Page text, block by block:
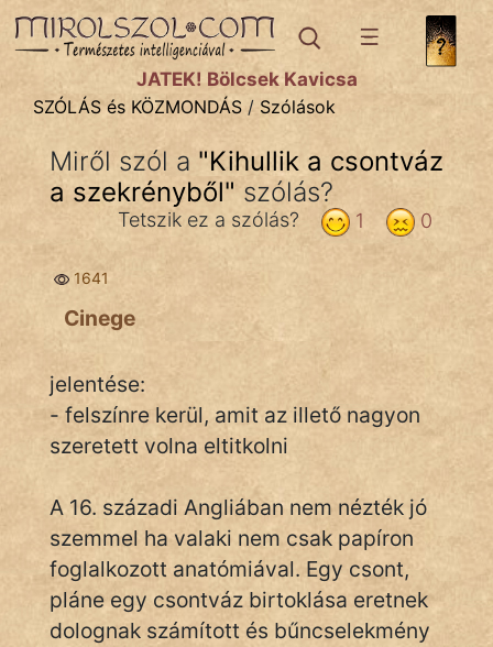
SZÓLÁS ÉS KÖZMONDÁStémák:
Bibliai
Közmondások
Szállóigék
Szóláscsoportok
Szólások
Tréfás
IRODALOM
SZÓLÁS
JÁTÉK! Bölcsek Kavicsa
SZÓLÁS és KÖZMONDÁS / Szólások
Miről szól a "Kihullik a csontváz
a szekrényből" szólás?
0
1
Tetszik ez a szólás?
1641
Cinege
jelentése:
- felszínre kerül, amit az illető nagyon
szeretett volna eltitkolni
A 16. századi Angliában nem nézték jó
szemmel ha valaki nem csak papíron
foglalkozott anatómiával. Egy csont,
pláne egy csontváz birtoklása eretnek
dolognak számított és bűncselekmény